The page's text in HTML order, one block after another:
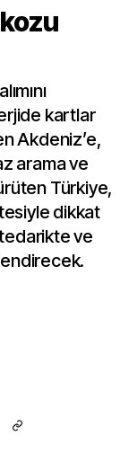
kartlar
Akdeniz’e,
arama ve
Türkiye,
dikkat
ve